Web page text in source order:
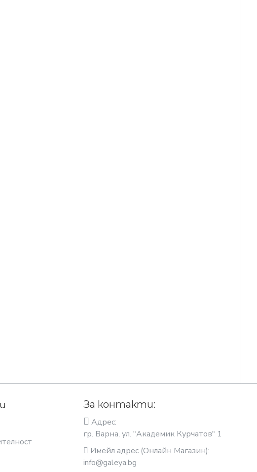
За контакти:
Адрес:
гр. Варна, ул. "Академик Курчатов" 1
Имейл адрес (Онлайн Магазин):
info@galeya.bg